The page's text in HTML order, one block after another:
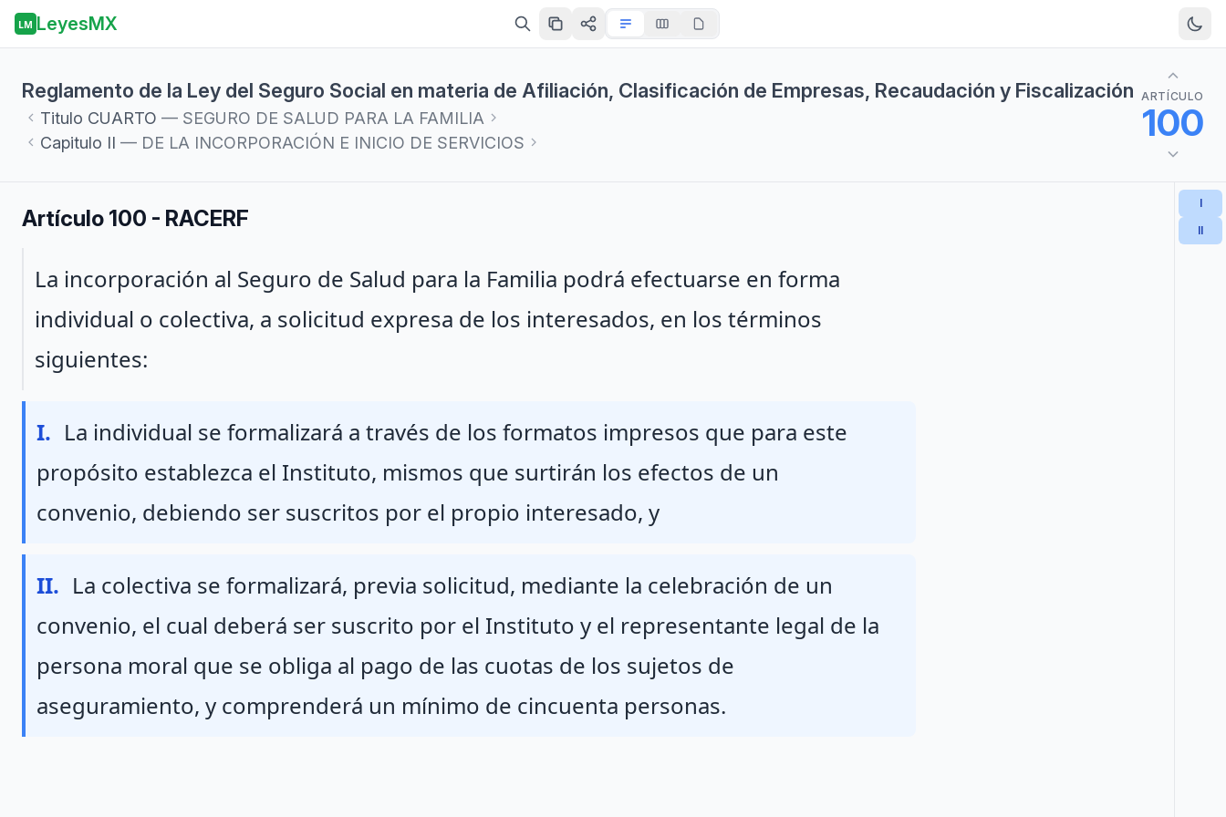
LM LeyesMX
Reglamento de la Ley del Seguro Social en materia de Afiliación, Clasificación de Empresas, Recaudación y Fiscalización
Titulo CUARTO — SEGURO DE SALUD PARA LA FAMILIA
Capitulo II — DE LA INCORPORACIÓN E INICIO DE SERVICIOS
ARTÍCULO
100
Artículo 100 - RACERF
Párrafo 1
La incorporación al Seguro de Salud para la Familia podrá efectuarse en forma
individual o colectiva, a solicitud expresa de los interesados, en los términos
siguientes:
Fraccion I
I. La individual se formalizará a través de los formatos impresos que para este
propósito establezca el Instituto, mismos que surtirán los efectos de un
convenio, debiendo ser suscritos por el propio interesado, y
Fraccion II
II. La colectiva se formalizará, previa solicitud, mediante la celebración de un
convenio, el cual deberá ser suscrito por el Instituto y el representante legal de la
persona moral que se obliga al pago de las cuotas de los sujetos de
aseguramiento, y comprenderá un mínimo de cincuenta personas.
I
II